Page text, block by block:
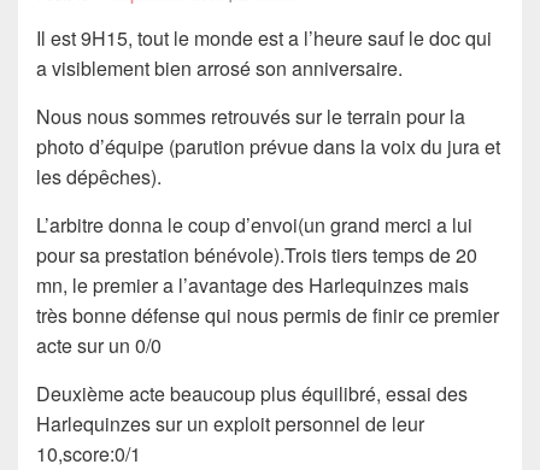
Il est 9H15, tout le monde est a l’heure sauf le doc qui
a visiblement bien arrosé son anniversaire.
Nous nous sommes retrouvés sur le terrain pour la
photo d’équipe (parution prévue dans la voix du jura et
les dépêches).
L’arbitre donna le coup d’envoi(un grand merci a lui
pour sa prestation bénévole).Trois tiers temps de 20
mn, le premier a l’avantage des Harlequinzes mais
très bonne défense qui nous permis de finir ce premier
acte sur un 0/0
Deuxième acte beaucoup plus équilibré, essai des
Harlequinzes sur un exploit personnel de leur
10,score:0/1